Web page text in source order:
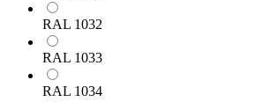
RAL 1032
RAL 1033
RAL 1034